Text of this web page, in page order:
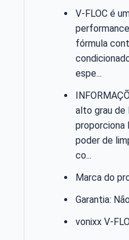
V-FLOC é
fórmula
espe...
alto grau de
proporciona
poder de
co...
Marca do
Garantia:
vonixx V-